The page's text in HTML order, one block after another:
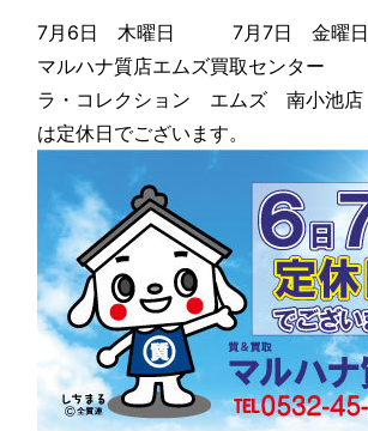
7月6日 木曜日 7月7日 金曜日
マルハナ質店エムズ買取センター
ラ・コレクション エムズ 南小池店
は定休日でございます。